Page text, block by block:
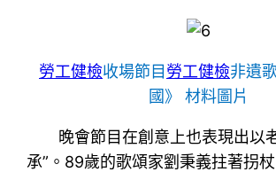
勞工健檢收場節目勞工健檢非遺
國》 材料圖片
晚會節目在創意上也表現出以
承”。89歲的歌頌家劉秉義拄著拐